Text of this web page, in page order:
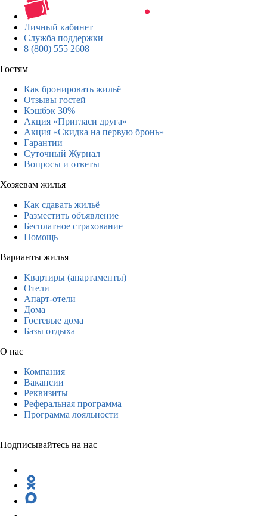
Личный кабинет
Служба поддержки
8 (800) 555 2608
Гостям
Как бронировать жильё
Отзывы гостей
Кэшбэк 30%
Акция «Пригласи друга»
Акция «Скидка на первую бронь»
Гарантии
Суточный Журнал
Вопросы и ответы
Хозяевам жилья
Как сдавать жильё
Разместить объявление
Бесплатное страхование
Помощь
Варианты жилья
Квартиры (апартаменты)
Отели
Апарт-отели
Дома
Гостевые дома
Базы отдыха
О нас
Компания
Вакансии
Реквизиты
Реферальная программа
Программа лояльности
Подписывайтесь на нас